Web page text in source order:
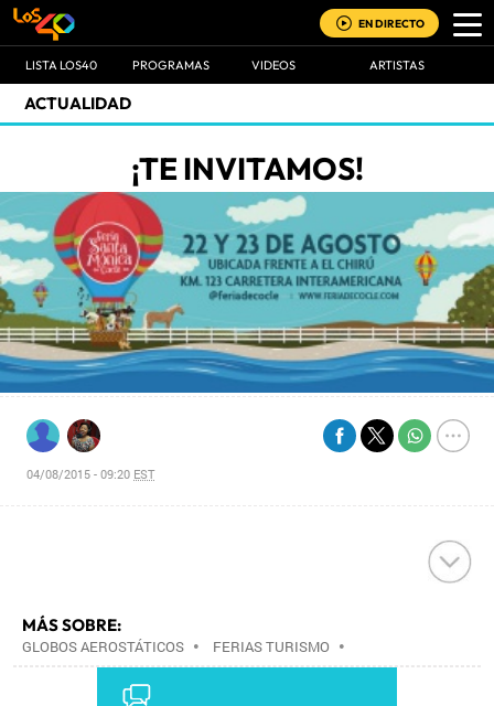
EN DIRECTO
LISTA LOS40 PROGRAMAS VIDEOS ARTISTAS
ACTUALIDAD
¡TE INVITAMOS!
04/08/2015 - 09:20 EST
MÁS SOBRE:
GLOBOS AEROSTÁTICOS • FERIAS TURISMO •
FOMENTO TURISMO•FERIAS COMERCIALES•
TRANSPORTE AÉREO